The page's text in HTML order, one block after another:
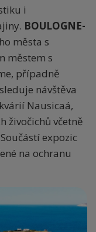
i
BOULOGNE-
města s
městem s
případně
návštěva
Nausicaá,
živočichů včetně
expozic
na ochranu